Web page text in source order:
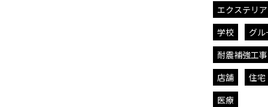
エクステリア
学校
グ
耐震補強工事
店舗
住宅
医療